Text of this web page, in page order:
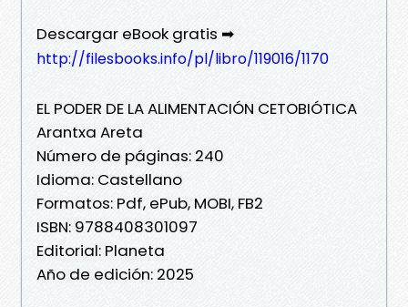
Descargar eBook gratis ➡
http://filesbooks.info/pl/libro/119016/1170
EL PODER DE LA ALIMENTACIÓN CETOBIÓTICA
Arantxa Areta
Número de páginas: 240
Idioma: Castellano
Formatos: Pdf, ePub, MOBI, FB2
ISBN: 9788408301097
Editorial: Planeta
Año de edición: 2025